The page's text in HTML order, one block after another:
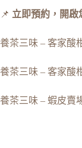
📌 立即預約，開啟
養茶三味 – 客家酸
養茶三味 – 客家酸
養茶三味 – 蝦皮賣